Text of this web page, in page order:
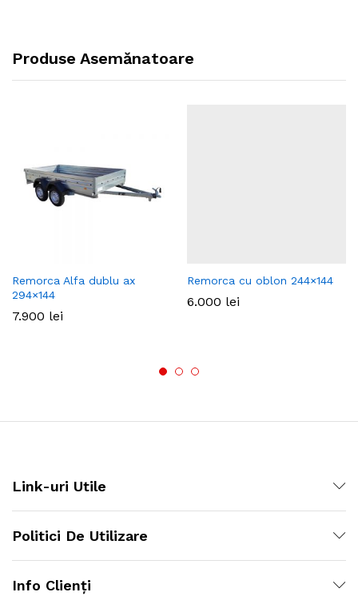
Produse Asemănatoare
Remorca Alfa dublu ax
294×144
7.900 lei
Remorca cu oblon 244×144
6.000 lei
Link-uri Utile
Politici De Utilizare
Info Clienți